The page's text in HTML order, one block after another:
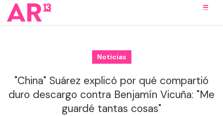
Noticias
"China" Suárez explicó por qué compartió
duro descargo contra Benjamín Vicuña: "Me
guardé tantas cosas"